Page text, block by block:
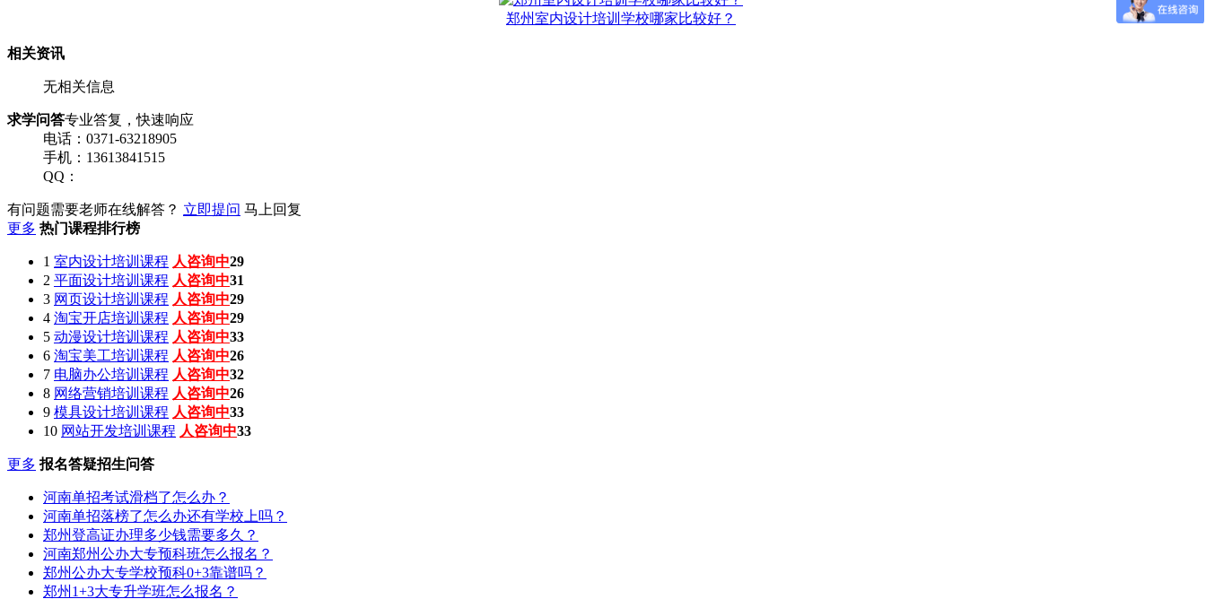
郑州室内设计培训学校哪家比较好？
相关资讯
无相关信息
求学问答专业答复，快速响应
电话：0371-63218905
手机：13613841515
QQ：
有问题需要老师在线解答？ 立即提问 马上回复
更多 热门课程排行榜
1 室内设计培训课程 人咨询中29
2 平面设计培训课程 人咨询中31
3 网页设计培训课程 人咨询中29
4 淘宝开店培训课程 人咨询中29
5 动漫设计培训课程 人咨询中33
6 淘宝美工培训课程 人咨询中26
7 电脑办公培训课程 人咨询中32
8 网络营销培训课程 人咨询中26
9 模具设计培训课程 人咨询中33
10 网站开发培训课程 人咨询中33
更多 报名答疑招生问答
河南单招考试滑档了怎么办？
河南单招落榜了怎么办还有学校上吗？
郑州登高证办理多少钱需要多久？
河南郑州公办大专预科班怎么报名？
郑州公办大专学校预科0+3靠谱吗？
郑州1+3大专升学班怎么报名？